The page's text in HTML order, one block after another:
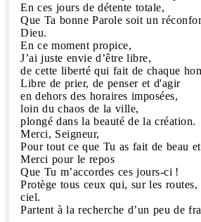
En ces jours de détente totale,
Que Ta bonne Parole soit un
Dieu.
En ce moment propice,
J’ai juste envie d’être libre,
de cette liberté qui fait de chaque
Libre de prier, de penser et d'agir
en dehors des horaires imposées,
loin du chaos de la ville,
plongé dans la beauté de la création.
Merci, Seigneur,
Pour tout ce que Tu as fait de beau
Merci pour le repos
Que Tu m’accordes ces jours-ci !
Protège tous ceux qui, sur les
ciel.
Partent à la recherche d’un peu de